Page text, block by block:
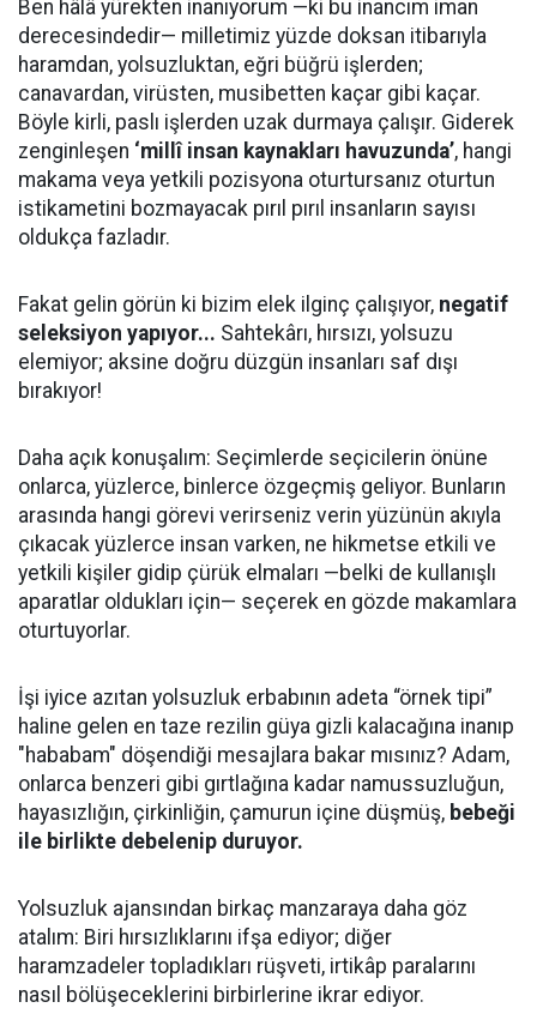
Ben hâlâ yürekten inanıyorum —ki bu inancım iman
derecesindedir— milletimiz yüzde doksan itibarıyla
haramdan, yolsuzluktan, eğri büğrü işlerden;
canavardan, virüsten, musibetten kaçar gibi kaçar.
Böyle kirli, paslı işlerden uzak durmaya çalışır. Giderek
zenginleşen ‘millî insan kaynakları havuzunda’, hangi
makama veya yetkili pozisyona oturtursanız oturtun
istikametini bozmayacak pırıl pırıl insanların sayısı
oldukça fazladır.
Fakat gelin görün ki bizim elek ilginç çalışıyor, negatif
seleksiyon yapıyor... Sahtekârı, hırsızı, yolsuzu
elemiyor; aksine doğru düzgün insanları saf dışı
bırakıyor!
Daha açık konuşalım: Seçimlerde seçicilerin önüne
onlarca, yüzlerce, binlerce özgeçmiş geliyor. Bunların
arasında hangi görevi verirseniz verin yüzünün akıyla
çıkacak yüzlerce insan varken, ne hikmetse etkili ve
yetkili kişiler gidip çürük elmaları —belki de kullanışlı
aparatlar oldukları için— seçerek en gözde makamlara
oturtuyorlar.
İşi iyice azıtan yolsuzluk erbabının adeta “örnek tipi”
haline gelen en taze rezilin güya gizli kalacağına inanıp
"hababam" döşendiği mesajlara bakar mısınız? Adam,
onlarca benzeri gibi gırtlağına kadar namussuzluğun,
hayasızlığın, çirkinliğin, çamurun içine düşmüş, bebeği
ile birlikte debelenip duruyor.
Yolsuzluk ajansından birkaç manzaraya daha göz
atalım: Biri hırsızlıklarını ifşa ediyor; diğer
haramzadeler topladıkları rüşveti, irtikâp paralarını
nasıl bölüşeceklerini birbirlerine ikrar ediyor.